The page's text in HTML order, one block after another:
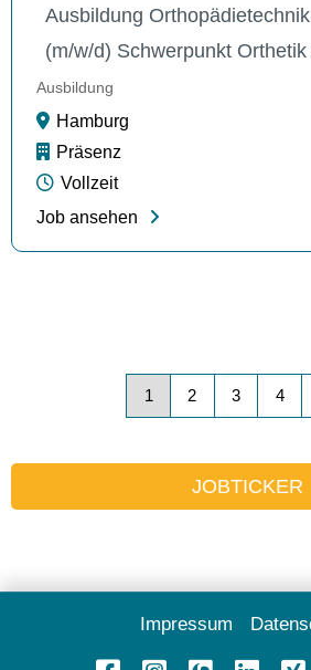
Ausbildung
(m/w/d) Schwerpunkt Orthetik
Ausbildung
Hamburg
Präsenz
Vollzeit
Job ansehen
1 2 3 4
JOBTICKER
Impressum